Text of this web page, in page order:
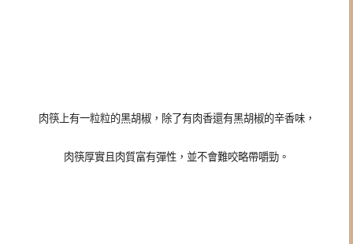
肉筷上有一粒粒的黑胡椒，除了有肉香還有黑胡椒的辛香味，
肉筷厚實且肉質富有彈性，並不會難咬略帶嚼勁。